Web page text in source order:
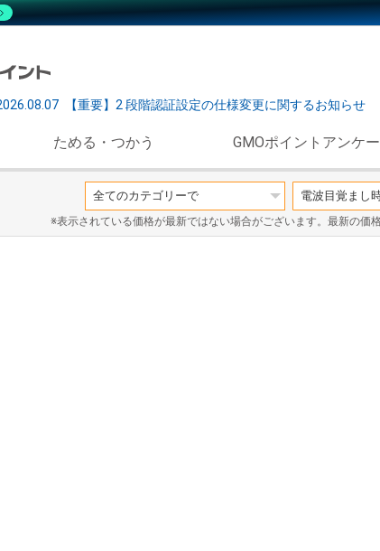
【重要】2 段階認証設定の仕様変更に関するお知らせ
ためる・つかう GMOポイントアンケー
※表示されている価格が最新ではない場合がございます。最新の価